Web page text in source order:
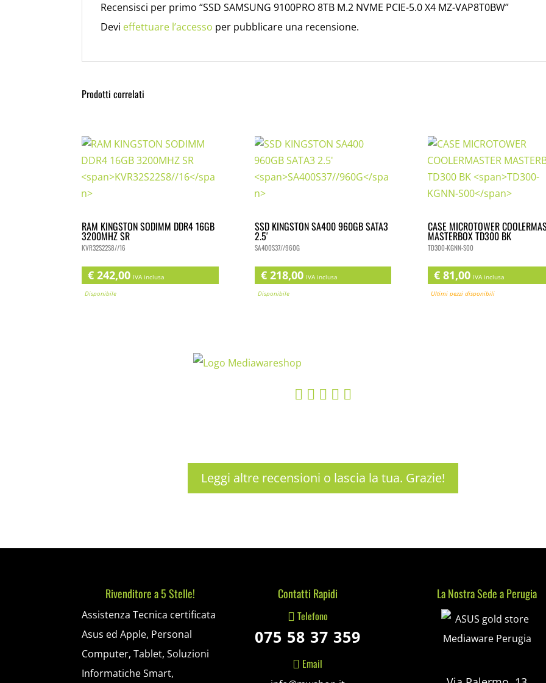
Recensisci per primo “SSD SAMSUNG 9100PRO 8TB M.2 NVME PCIE-5.0 X4 MZ-VAP8T0BW”
Devi effettuare l’accessoper pubblicare una recensione.
Prodotti correlati
RAM KINGSTON SODIMM DDR4 16GB
3200MHZ SR
KVR32S22S8//16
€242,00 IVA inclusa
Disponibile
SSD KINGSTON SA400 960GB SATA3
2.5′
SA400S37//960G
€218,00 IVA inclusa
Disponibile
CASE MICROTOWER
MASTERBOX TD300 BK
TD300-KGNN-S00
€81,00 IVA inclusa
Ultimi pezzi disponibili
    
Leggi altre recensioni o lascia la tua. Grazie!
Rivenditore a 5 Stelle!
Assistenza Tecnica certificata
Asus ed Apple, Personal
Computer, Tablet, Soluzioni
Informatiche Smart,
Contatti Rapidi
Telefono
075 58 37 359
Email
La Nostra Sede a Perugia
Mediaware